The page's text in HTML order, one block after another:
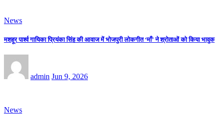
News
मशहूर पार्श्व गायिका प्रियंका सिंह की आवाज में भोजपुरी लोकगीत ‘माँ’ ने श्रोताओं को किया भावुक
admin Jun 9, 2026
News